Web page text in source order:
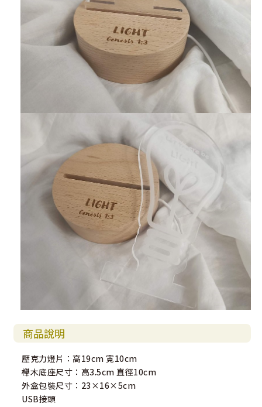
商品說明
壓克力燈片：高19cm 寬10cm
櫸木底座尺寸：高3.5cm 直徑10cm
外盒包裝尺寸：23×16×5cm
USB接頭